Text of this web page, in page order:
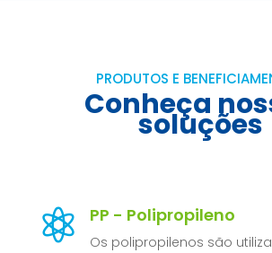
PRODUTOS E
Conheça
soluções
 PP - Polipropileno
Os polipropilenos são